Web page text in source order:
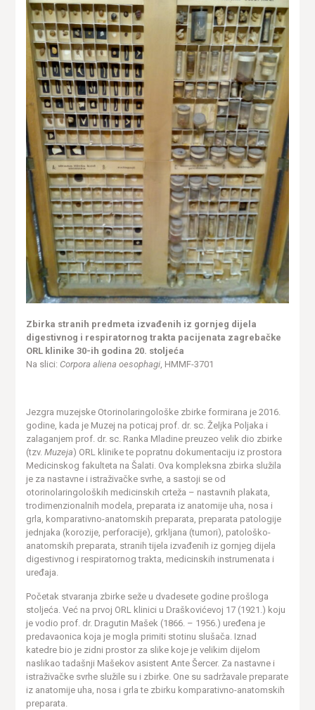
Zbirka stranih predmeta izvađenih iz gornjeg dijela
digestivnog i respiratornog trakta pacijenata zagrebačke
ORL klinike 30-ih godina 20. stoljeća
Na slici: Corpora aliena oesophagi, HMMF-3701
Jezgra muzejske Otorinolaringološke zbirke formirana je 2016.
godine, kada je Muzej na poticaj prof. dr. sc. Željka Poljaka i
zalaganjem prof. dr. sc. Ranka Mladine preuzeo velik dio zbirke
(tzv. Muzeja) ORL klinike te popratnu dokumentaciju iz prostora
Medicinskog fakulteta na Šalati. Ova kompleksna zbirka služila
je za nastavne i istraživačke svrhe, a sastoji se od
otorinolaringoloških medicinskih crteža – nastavnih plakata,
trodimenzionalnih modela, preparata iz anatomije uha, nosa i
grla, komparativno-anatomskih preparata, preparata patologije
jednjaka (korozije, perforacije), grkljana (tumori), patološko-
anatomskih preparata, stranih tijela izvađenih iz gornjeg dijela
digestivnog i respiratornog trakta, medicinskih instrumenata i
uređaja.
Početak stvaranja zbirke seže u dvadesete godine prošloga
stoljeća. Već na prvoj ORL klinici u Draškovićevoj 17 (1921.) koju
je vodio prof. dr. Dragutin Mašek (1866. – 1956.) uređena je
predavaonica koja je mogla primiti stotinu slušača. Iznad
katedre bio je zidni prostor za slike koje je velikim dijelom
naslikao tadašnji Mašekov asistent Ante Šercer. Za nastavne i
istraživačke svrhe služile su i zbirke. One su sadržavale preparate
iz anatomije uha, nosa i grla te zbirku komparativno-anatomskih
preparata.